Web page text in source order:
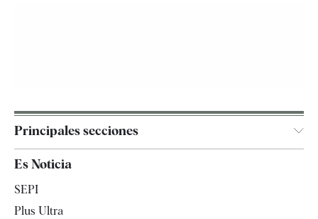
Principales secciones
España
Es Noticia
SEPI
Plus Ultra